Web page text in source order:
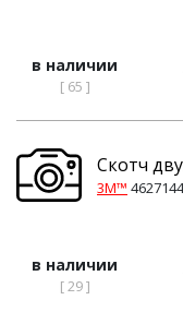
в наличии
[ 65 ]
Скотч
3M™
в наличии
[ 29 ]